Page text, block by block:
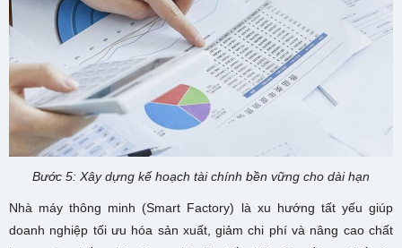
Bước 5: Xây dựng kế hoạch tài chính bền vững cho dài hạn
Nhà máy thông minh (Smart Factory) là xu hướng tất yếu giúp
doanh nghiệp tối ưu hóa sản xuất, giảm chi phí và nâng cao chất